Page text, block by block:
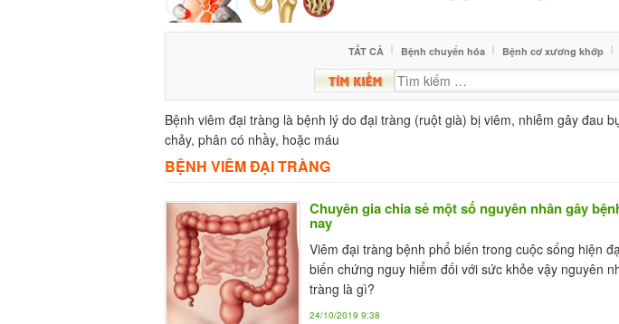
TẤT CẢ Bệnh chuyển hóa Bệnh cơ xương khớp
Bệnh viêm đại tràng là bệnh lý do đại tràng (ruột già) bị viêm, nhiễm gây đau
chảy, phân có nhầy, hoặc máu
BỆNH VIÊM ĐẠI TRÀNG
Chuyên gia chia sẻ một số nguyên nhân gây
nay
Viêm đại tràng bệnh phổ biến trong cuộc sống hiện
biến chứng nguy hiểm đối với sức khỏe vậy nguyên
tràng là gì?
24/10/2019 9:38